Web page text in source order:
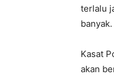
terlalu
banyak.
Kasat
akan